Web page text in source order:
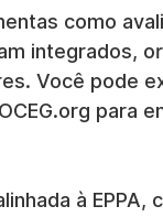
como
integrados,
Você pode
para
à EPPA,